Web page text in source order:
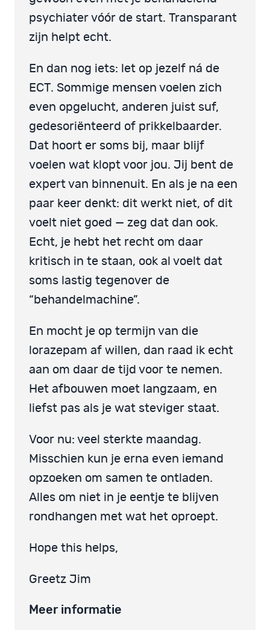
psychiater vóór de start. Transparant
zijn helpt echt.
En dan nog iets: let op jezelf ná de
ECT. Sommige mensen voelen zich
even opgelucht, anderen juist suf,
gedesoriënteerd of prikkelbaarder.
Dat hoort er soms bij, maar blijf
voelen wat klopt voor jou. Jij bent de
expert van binnenuit. En als je na een
paar keer denkt: dit werkt niet, of dit
voelt niet goed — zeg dat dan ook.
Echt, je hebt het recht om daar
kritisch in te staan, ook al voelt dat
soms lastig tegenover de
“behandelmachine”.
En mocht je op termijn van die
lorazepam af willen, dan raad ik echt
aan om daar de tijd voor te nemen.
Het afbouwen moet langzaam, en
liefst pas als je wat steviger staat.
Voor nu: veel sterkte maandag.
Misschien kun je erna even iemand
opzoeken om samen te ontladen.
Alles om niet in je eentje te blijven
rondhangen met wat het oproept.
Hope this helps,
Greetz Jim
Meer informatie